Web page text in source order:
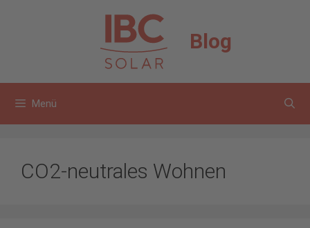
Blog
Menü
CO2-neutrales Wohnen